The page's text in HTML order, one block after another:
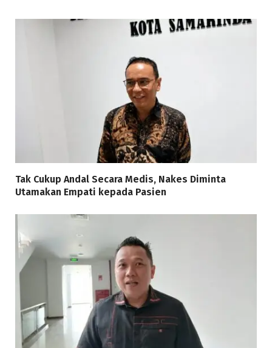
Tak Cukup Andal Secara Medis, Nakes Diminta
Utamakan Empati kepada Pasien